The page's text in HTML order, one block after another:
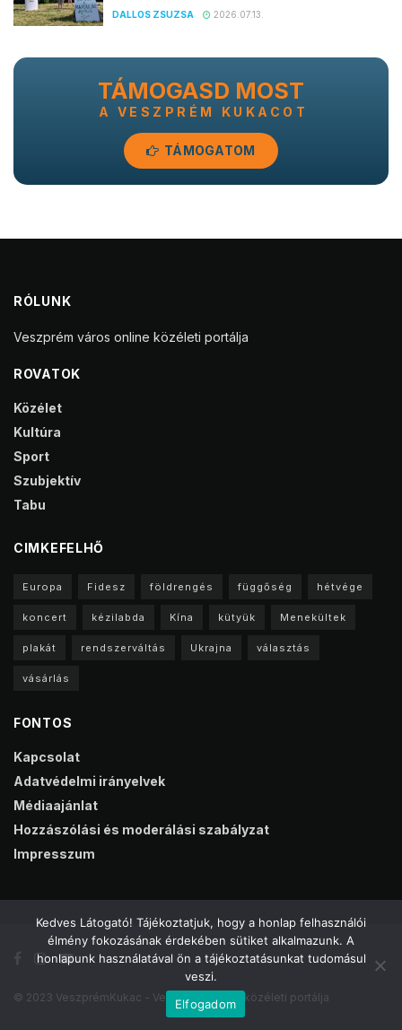
DALLOS ZSUZSA 2026.07.13.
TÁMOGASD MOST
A VESZPRÉM KUKACOT
TÁMOGATOM
RÓLUNK
Veszprém város online közéleti portálja
ROVATOK
Közélet
Kultúra
Sport
Szubjektív
Tabu
CIMKEFELHŐ
Europa Fidesz földrengés függőség hétvége
koncert kézilabda Kína kütyük Menekültek
plakát rendszerváltás Ukrajna választás
vásárlás
FONTOS
Kapcsolat
Adatvédelmi irányelvek
Médiaajánlat
Hozzászólási és moderálási szabályzat
Impresszum
© 2023 VeszprémKukac - Veszprém online közéleti portálja
Kedves Látogató! Tájékoztatjuk, hogy a honlap felhasználói
élmény fokozásának érdekében sütiket alkalmazunk. A
honlapunk használatával ön a tájékoztatásunkat tudomásul
veszi.
Elfogadom